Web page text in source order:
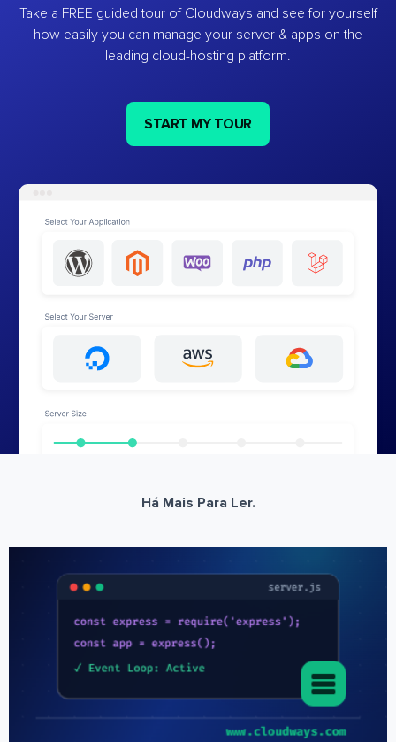
Take a FREE guided tour of Cloudways and see for yourself
how easily you can manage your server & apps on the
leading cloud-hosting platform.
START MY TOUR
Há Mais Para Ler.